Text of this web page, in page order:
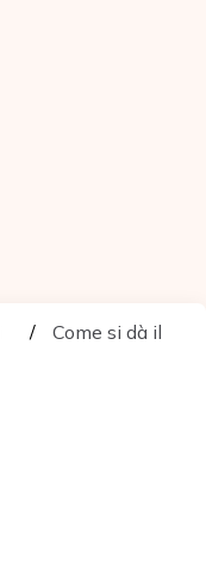
Come si dà il